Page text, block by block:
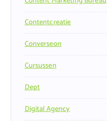
Contentcreatie
Converseon
Cursussen
Dept
Digital Agency